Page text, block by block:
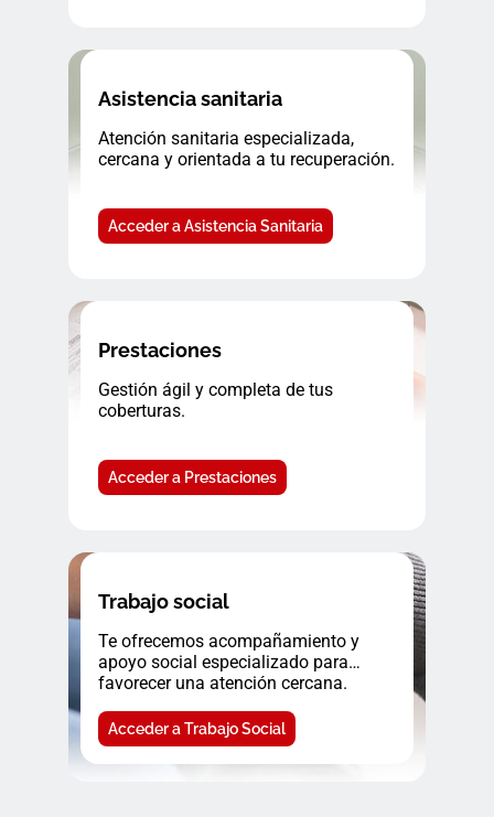
Asistencia sanitaria
Atención sanitaria especializada,
cercana y orientada a tu recuperación.
Acceder a Asistencia Sanitaria
Prestaciones
Gestión ágil y completa de tus
coberturas.
Acceder a Prestaciones
Trabajo social
Te ofrecemos acompañamiento y
apoyo social especializado para
favorecer una atención cercana.
Acceder a Trabajo Social